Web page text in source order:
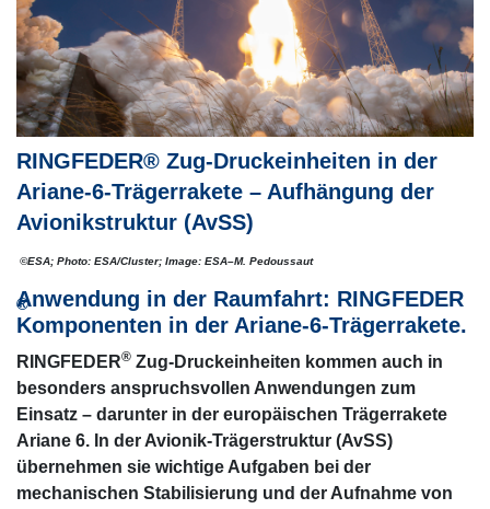
RINGFEDER® Zug-Druckeinheiten in der
Ariane-6-Trägerrakete – Aufhängung der
Avionikstruktur (AvSS)
©ESA; Photo: ESA/Cluster; Image: ESA–M. Pedoussaut
Anwendung in der Raumfahrt: RINGFEDER
®
Komponenten in der Ariane-6-Trägerrakete.
RINGFEDER® Zug-Druckeinheiten kommen auch in
besonders anspruchsvollen Anwendungen zum
Einsatz – darunter in der europäischen Trägerrakete
Ariane 6. In der Avionik-Trägerstruktur (AvSS)
übernehmen sie wichtige Aufgaben bei der
mechanischen Stabilisierung und der Aufnahme von